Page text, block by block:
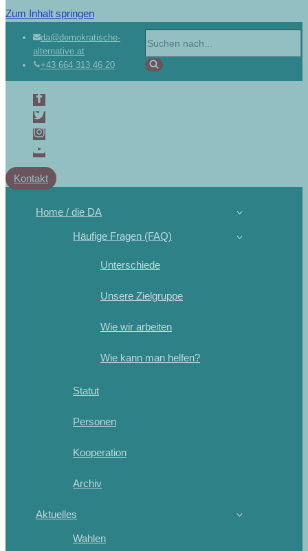
Zum Inhalt springen
da@demokratische-
alternative.at
+43 664 313 46 20
Kontakt
Home / die DA
Häufige Fragen (FAQ)
Unterschiede
Unsere Zielgruppe
Wie wir arbeiten
Wie kann man helfen?
Statut
Personen
Kooperation
Archiv
Aktuelles
Wahlen